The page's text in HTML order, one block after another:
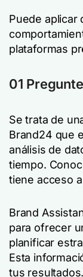
Puede aplicar
plataformas
01
Se trata de
Brand24 que
análisis de
tiempo.
tiene acceso
Brand
para ofrecer
planificar
Esta
tus resultados.